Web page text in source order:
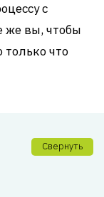
с
же вы, чтобы
что
Свернуть